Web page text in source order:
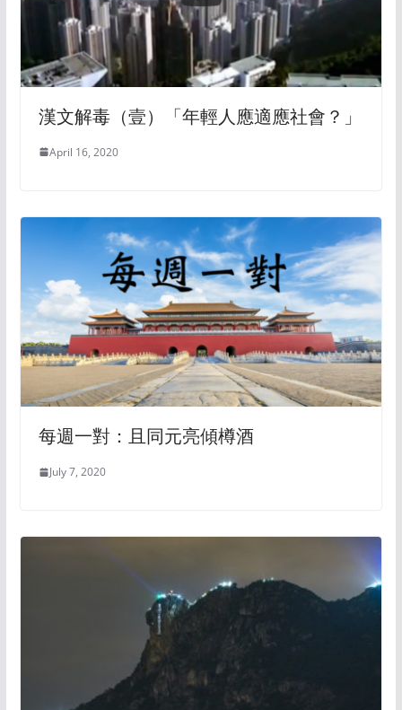
漢文解毒（壹）「年輕人應適應社會？」
April 16, 2020
每週一對：且同元亮傾樽酒
July 7, 2020